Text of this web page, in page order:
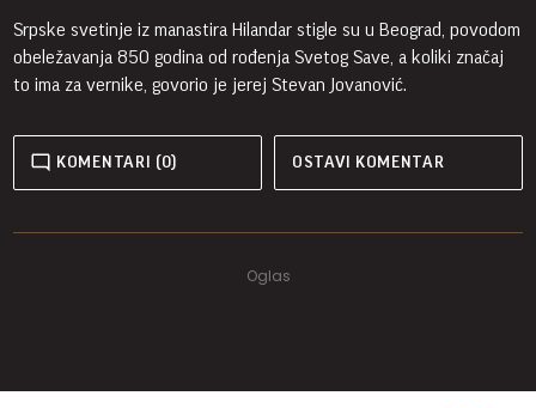
Srpske svetinje iz manastira Hilandar stigle su u Beograd, povodom
obeležavanja 850 godina od rođenja Svetog Save, a koliki značaj
to ima za vernike, govorio je jerej Stevan Jovanović.
KOMENTARI (0) OSTAVI KOMENTAR